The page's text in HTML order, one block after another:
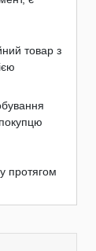
товар з
протягом